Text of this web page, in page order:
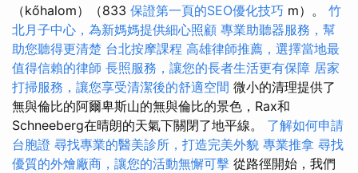
（kőhalom）（833 保證第一頁的SEO優化技巧 m）。 竹
北月子中心，為新媽媽提供細心照顧 專業助聽器服務，幫
助您聽得更清楚 台北按摩課程 高雄律師推薦，選擇當地最
值得信賴的律師 長照服務，讓您的長者生活更有保障 居家
打掃服務，讓您享受清潔後的舒適空間 微小的清理提供了
無與倫比的阿爾卑斯山的無與倫比的景色，Rax和
Schneeberg在晴朗的天氣下關閉了地平線。 了解如何申請
台胞證 尋找專業的醫美診所，打造完美外貌 專業推拿 尋找
優質的外燴廠商，讓您的活動無懈可擊 從路徑開始，我們